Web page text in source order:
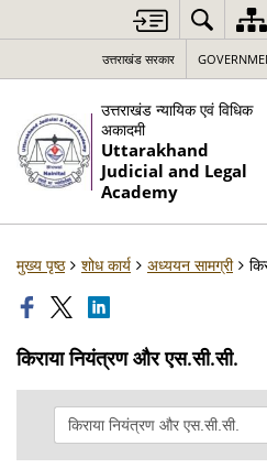
उत्तराखंड सरकार
उत्तराखंड न्यायिक एवं विधिक
अकादमी
Uttarakhand
Judicial and Legal
Academy
मुख्य पृष्ठ शोध कार्य अध्ययन सामग्री
किराया नियंत्रण और एस.सी.सी.